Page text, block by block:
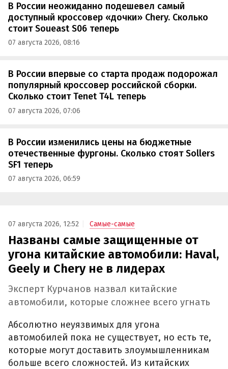
В России неожиданно подешевел самый
доступный кроссовер «дочки» Chery. Сколько
стоит Soueast S06 теперь
07 августа 2026, 08:16
В России впервые со старта продаж подорожал
популярный кроссовер российской сборки.
Сколько стоит Tenet T4L теперь
07 августа 2026, 07:06
В России изменились цены на бюджетные
отечественные фургоны. Сколько стоят Sollers
SF1 теперь
07 августа 2026, 06:59
07 августа 2026, 12:52 Самые-самые
Названы самые защищенные от
угона китайские автомобили: Haval,
Geely и Chery не в лидерах
Эксперт Курчанов назвал китайские
автомобили, которые сложнее всего угнать
Абсолютно неуязвимых для угона
автомобилей пока не существует, но есть те,
которые могут доставить злоумышленникам
больше всего сложностей. Из китайских